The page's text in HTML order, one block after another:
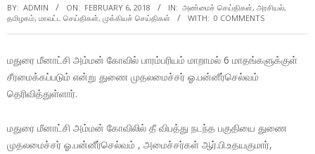
BY: ADMIN ON: FEBRUARY 6, 2018 IN: அண்மைச் செய்திகள், அரசியல்,
தமிழகம், மாவட்ட செய்திகள், முக்கியச் செய்திகள் WITH: 0 COMMENTS
மதுரை மீனாட்சி அம்மன் கோவில் பாரம்பரியம் மாறாமல் 6 மாதங்களுக்குள்
சீரமைக்கப்படும் என்று துணை முதலமைச்சர் ஓ.பன்னீர்செல்வம்
தெரிவித்துள்ளார்.
மதுரை மீனாட்சி அம்மன் கோவிலில் தீ விபத்து நடந்த பகுதியை துணை
முதலமைச்சர் ஓ.பன்னீர்செல்வம் , அமைச்சர்கள் ஆர்.பி.உதயகுமார்,